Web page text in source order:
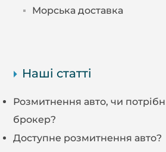
Морська доставка
Наші статті
Розмитнення авто, чи
брокер?
Доступне розмитнення авто?